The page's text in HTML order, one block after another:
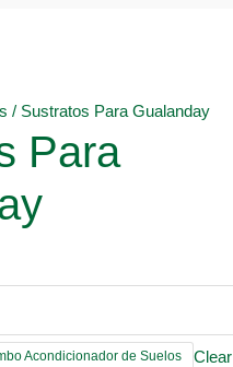
/ Sustratos Para Gualanday
Para
Acondicionador de Suelos Clear